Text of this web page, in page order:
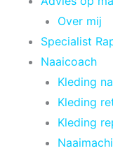
Over mij
Specialist
Naaicoach
Kleding
Kleding
Kleding